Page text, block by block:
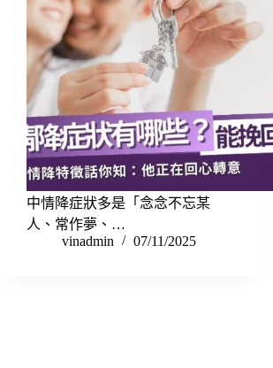
中情降症狀多是「念念不忘某
人、常作夢、…
vinadmin
07/11/2025